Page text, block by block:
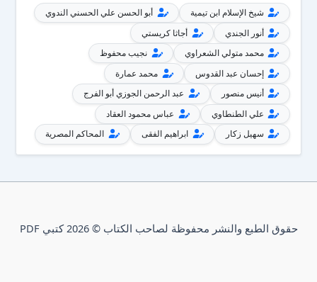
شيخ الإسلام ابن تيمية
أبو الحسن علي الحسني الندوي
أنور الجندي
أجاثا كريستي
محمد متولي الشعراوي
نجيب محفوظ
إحسان عبد القدوس
محمد عمارة
أنيس منصور
عبد الرحمن الجوزي أبو الفرج
علي الطنطاوي
عباس محمود العقاد
سهيل زكار
ابراهيم الفقى المحاكم المصرية
حقوق الطبع والنشر محفوظة لصاحب الكتاب © 2026 كتبي PDF